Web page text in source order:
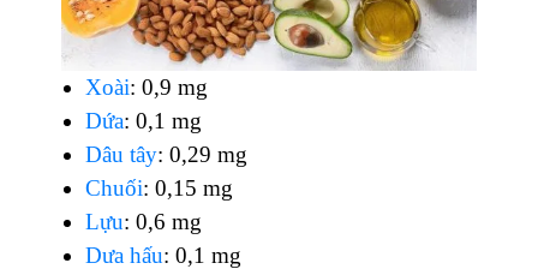
Xoài: 0,9 mg
Dứa: 0,1 mg
Dâu tây: 0,29 mg
Chuối: 0,15 mg
Lựu: 0,6 mg
Dưa hấu: 0,1 mg